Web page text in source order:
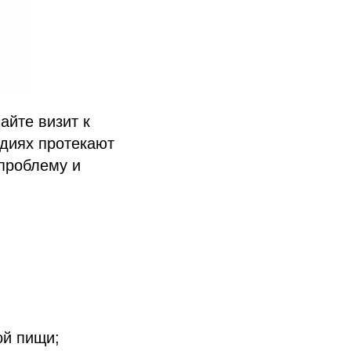
визит к
протекают
и
пищи;